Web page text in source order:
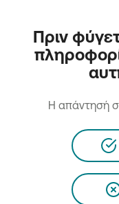
Πριν
H απάντησή